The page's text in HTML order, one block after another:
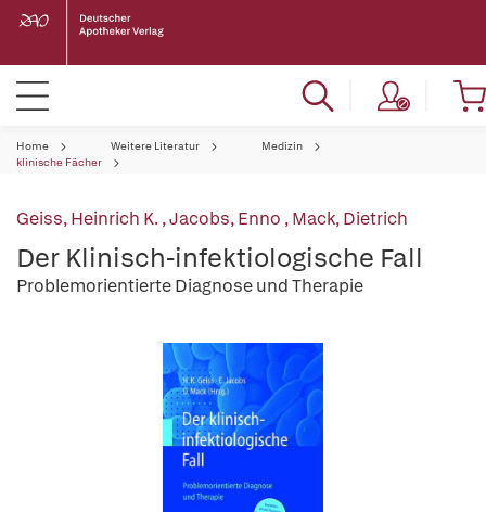
Home Weitere Literatur
Medizin
klinische Fächer
Geiss, Heinrich K.,Jacobs, Enno ,Mack, Dietrich
Der Klinisch-infektiologische Fall
Problemorientierte Diagnose und Therapie